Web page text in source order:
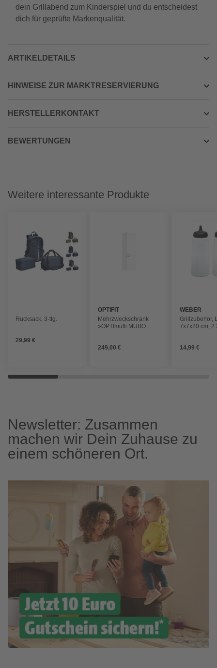
dein Grillabend zum Kinderspiel und du entscheidest
dich für geprüfte Markenqualität.
ARTIKELDETAILS
HINWEISE ZUR MARKTRESERVIERUNG
HERSTELLERKONTAKT
BEWERTUNGEN
Weitere interessante Produkte
Rucksack, 3-tlg.
29,99 €
OPTIFIT
Mehrzweckschrank
»OPTImulti MUBO
Weiß (Bonn214)
249,00 €
WEBER
Grillzubehör,
7x7x20 cm, 2
14,99 €
Newsletter: Zusammen
machen wir Dein Zuhause zu
einem schöneren Ort.